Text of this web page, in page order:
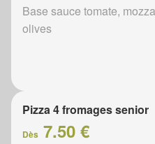
Base sauce tomate,
olives
Pizza 4 fromages senior
Dès 7.50 €